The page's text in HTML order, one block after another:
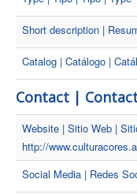
Short description |
Catalog | Catálogo |
Contact |
Website | Sitio Web |
http://
Social Media | Redes